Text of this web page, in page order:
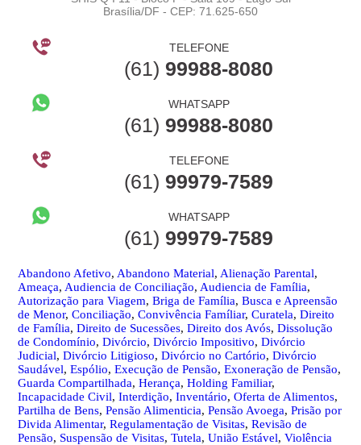
Brasília/DF - CEP: 71.625-650
TELEFONE
(61) 99988-8080
WHATSAPP
(61) 99988-8080
TELEFONE
(61) 99979-7589
WHATSAPP
(61) 99979-7589
Abandono Afetivo,Abandono Material,Alienação Parental,
Ameaça,Audiencia de Conciliação,Audiencia de Família,
Autorização para Viagem,Briga de Família,Busca e Apreensão
de Menor,Conciliação,Convivência Famíliar,Curatela,Direito
de Família,Direito de Sucessões,Direito dos Avós,Dissolução
de Condomínio,Divórcio,Divórcio Impositivo,Divórcio
Judicial,Divórcio Litigioso,Divórcio no Cartório,Divórcio
Saudável,Espólio,Execução de Pensão,Exoneração de Pensão,
Guarda Compartilhada,Herança,Holding Familiar,
Incapacidade Civil,Interdição,Inventário,Oferta de Alimentos,
Partilha de Bens,Pensão Alimenticia,Pensão Avoega,Prisão por
Divida Alimentar,Regulamentação de Visitas,Revisão de
Pensão, Suspensão de Visitas,Tutela,União Estável,Violência